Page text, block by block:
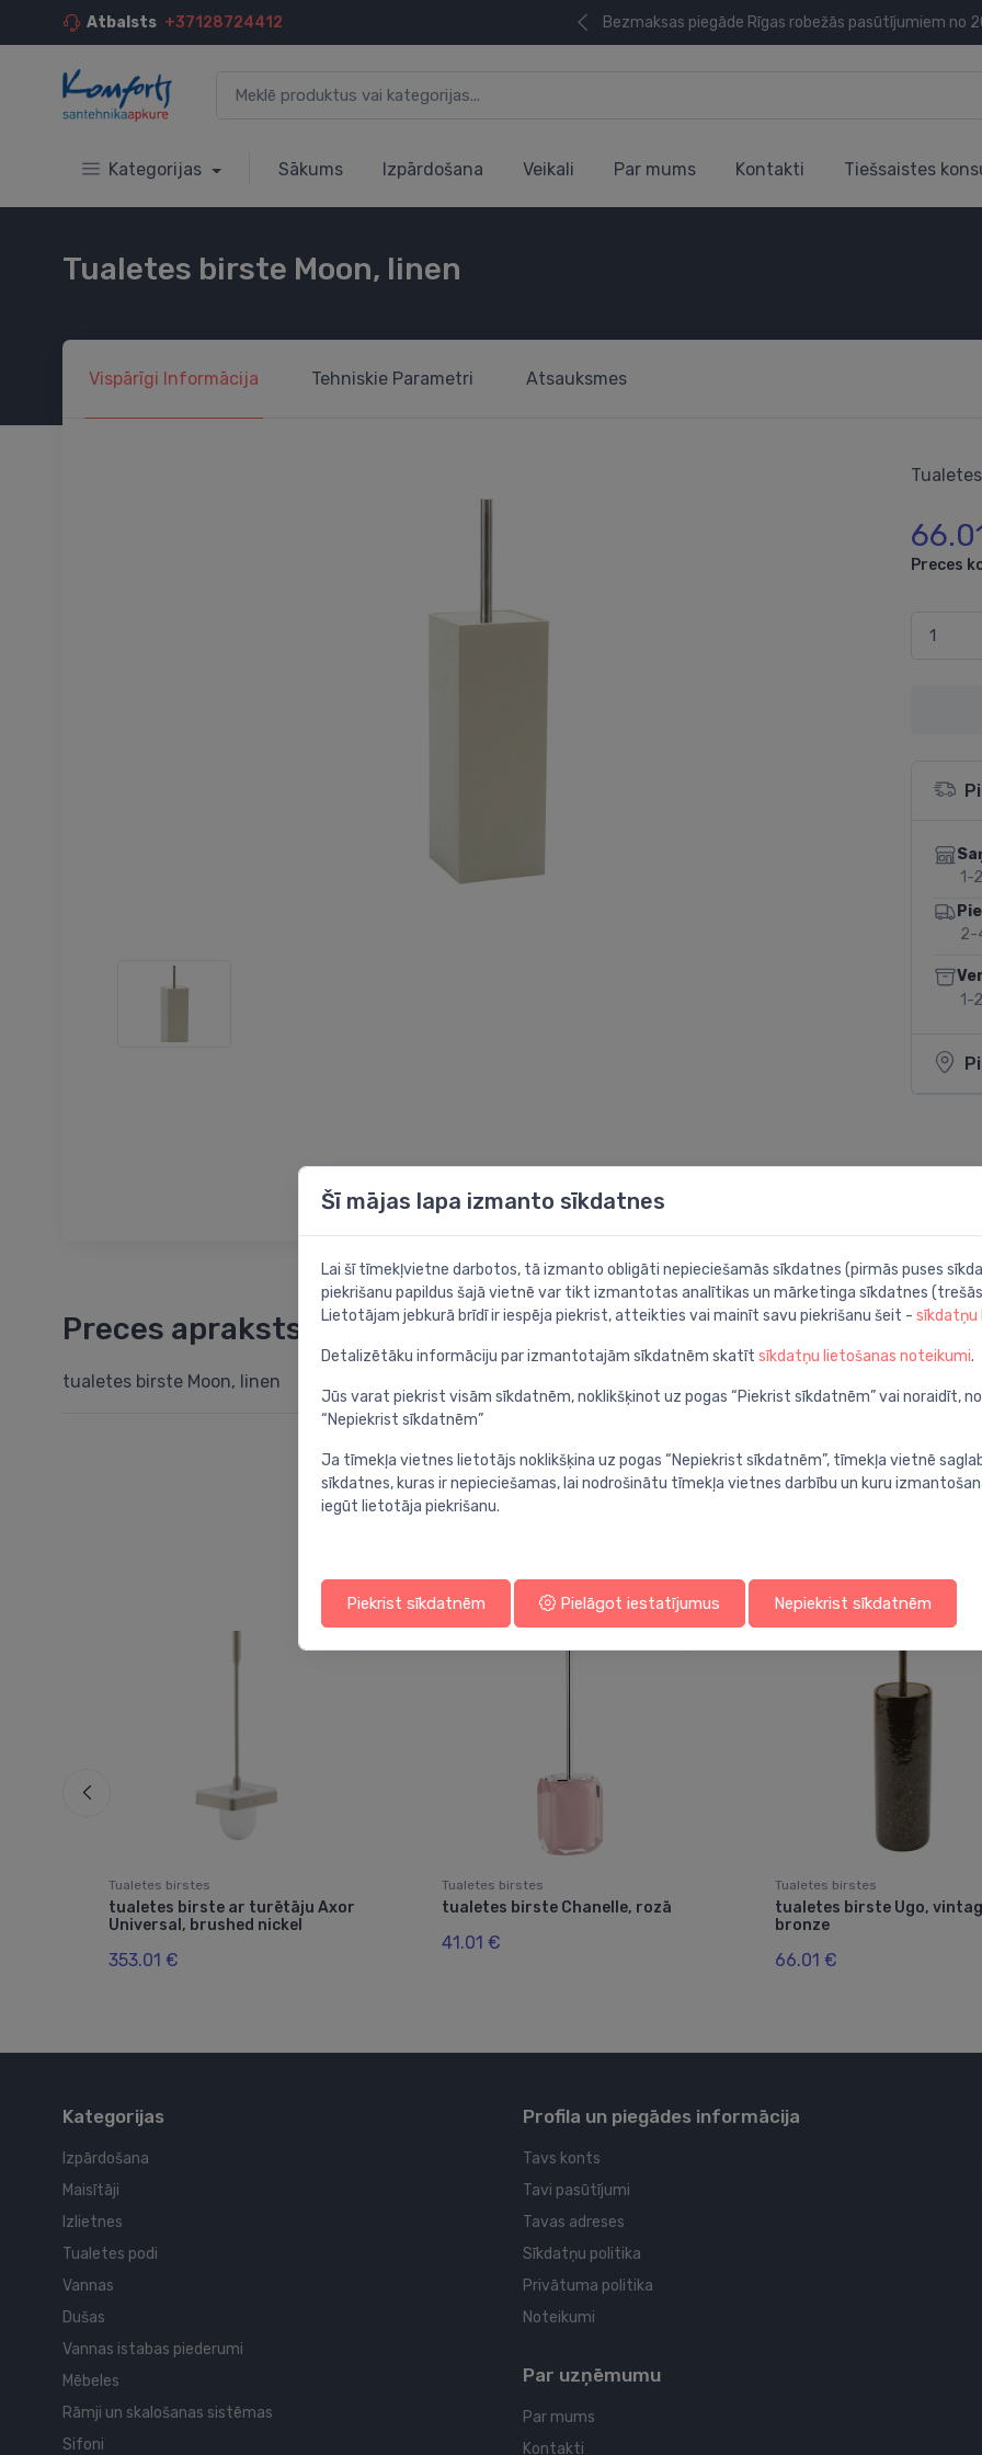
Atbalsts +37128724412 Bezmaksas piegāde Rīgas robežās pasūtījumiem no
Kategorijas Sākums Izpārdošana Veikali Par mums Kontakti Tiešsaistes
Tualetes birste Moon, linen
Vispārīgi Informācija Tehniskie Parametri Atsauksmes
Preces
1-
2-
1-
Preces apraksts
tualetes birste Moon, linen
Tualetes birstes
tualetes birste ar turētāju Axor
Universal, brushed nickel
353.01 €
Tualetes birstes
tualetes birste Chanelle, rozā
41.01 €
Tualetes birstes
tualetes birste Ugo,
bronze
66.01 €
Kategorijas
Izpārdošana
Maisītāji
Izlietnes
Tualetes podi
Vannas
Dušas
Vannas istabas piederumi
Mēbeles
Rāmji un skalošanas sistēmas
Sifoni
Profila un piegādes informācija
Tavs konts
Tavi pasūtījumi
Tavas adreses
Sīkdatņu politika
Privātuma politika
Noteikumi
Par uzņēmumu
Par mums
Kontakti
Šī mājas lapa izmanto sīkdatnes
Lai šī tīmekļvietne darbotos, tā izmanto obligāti nepieciešamās sīkdatnes (pirmās puses
piekrišanu papildus šajā vietnē var tikt izmantotas analītikas un mārketinga sīkdatnes
Lietotājam jebkurā brīdī ir iespēja piekrist, atteikties vai mainīt savu piekrišanu šeit - sīkdatņu
Detalizētāku informāciju par izmantotajām sīkdatnēm skatīt sīkdatņu lietošanas noteikumi.
Jūs varat piekrist visām sīkdatnēm, noklikšķinot uz pogas “Piekrist sīkdatnēm” vai noraidīt,
“Nepiekrist sīkdatnēm”
Ja tīmekļa vietnes lietotājs noklikšķina uz pogas “Nepiekrist sīkdatnēm”, tīmekļa vietnē
sīkdatnes, kuras ir nepieciešamas, lai nodrošinātu tīmekļa vietnes darbību un kuru
iegūt lietotāja piekrišanu.
Piekrist sīkdatnēm Pielāgot iestatījumus Nepiekrist sīkdatnēm